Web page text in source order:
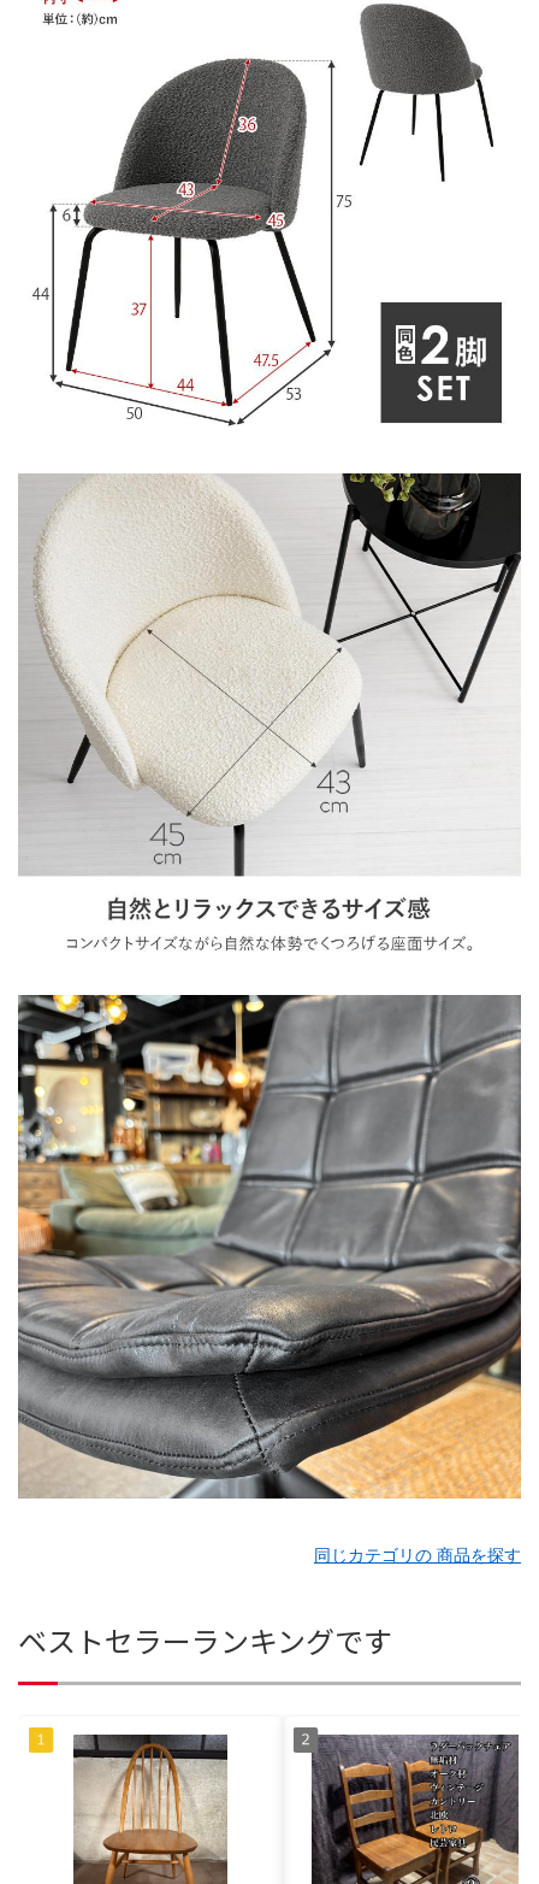
同じカテゴリの 商品を探す
ベストセラーランキングです